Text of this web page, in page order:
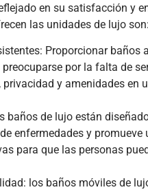
en su satisfacción y
las unidades de lujo son:
Proporcionar baños
por la falta de
y amenidades en
baños de lujo están
enfermedades y
para que las personas
los baños móviles de